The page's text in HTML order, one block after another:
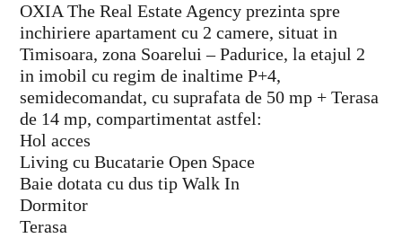
OXIA The Real Estate Agency prezinta spre
inchiriere apartament cu 2 camere, situat in
Timisoara, zona Soarelui – Padurice, la etajul 2
in imobil cu regim de inaltime P+4,
semidecomandat, cu suprafata de 50 mp + Terasa
de 14 mp, compartimentat astfel:
Hol acces
Living cu Bucatarie Open Space
Baie dotata cu dus tip Walk In
Dormitor
Terasa